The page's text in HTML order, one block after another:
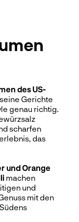
des US-
Gerichte
genau richtig.
scharfen
das
und Orange
machen
und
mit den